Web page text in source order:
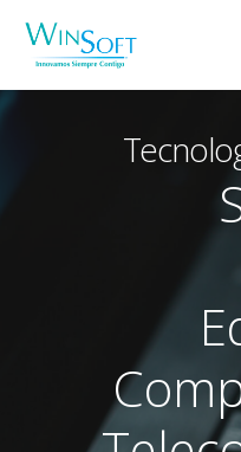
WinSoft IT, C.A.